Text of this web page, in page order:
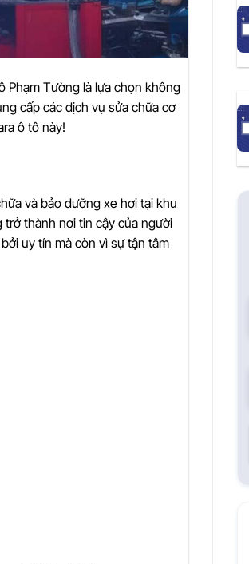
Phạm Tường là lựa chọn không
cấp các dịch vụ sửa chữa cơ
ô tô này!
và bảo dưỡng xe hơi tại khu
trở thành nơi tin cậy của người
uy tín mà còn vì sự tận tâm